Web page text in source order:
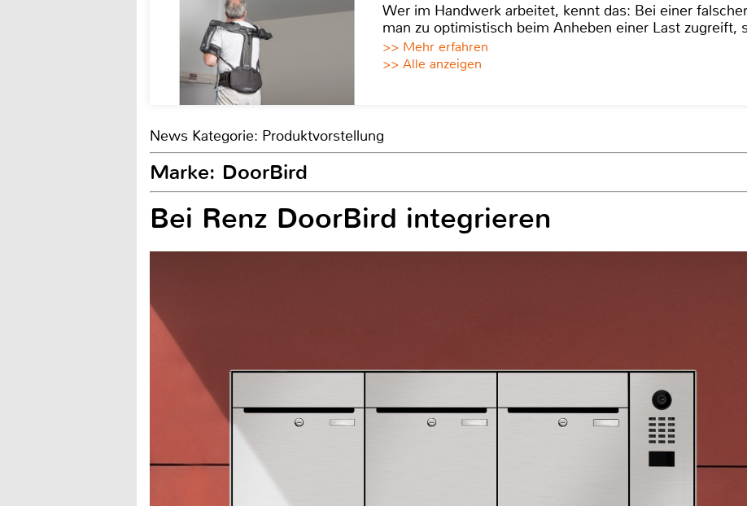
Wer im Handwerk arbeitet, kennt das: Bei einer
man zu optimistisch beim Anheben einer Last zugreift,
>> Mehr erfahren
>> Alle anzeigen
News Kategorie: Produktvorstellung
Marke: DoorBird
Bei Renz DoorBird integrieren